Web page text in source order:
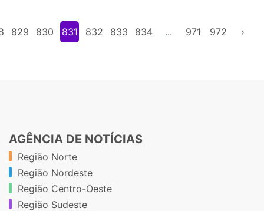
829 830 831 832 833 834 ... 971 972 ›
AGÊNCIA DE NOTÍCIAS
Região Norte
Região Nordeste
Região Centro-Oeste
Região Sudeste